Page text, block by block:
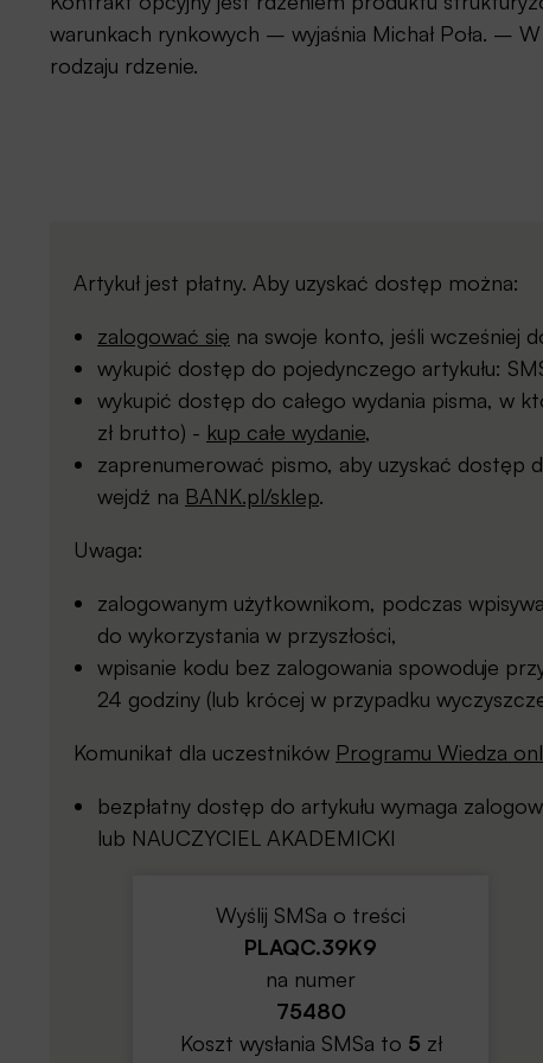
warunkach rynkowych – wyjaśnia Michał Poła. –
rodzaju rdzenie.
Artykuł jest płatny. Aby uzyskać dostęp można:
zalogować się na swoje konto, jeśli wcześniej
wykupić dostęp do pojedynczego artykułu:
wykupić dostęp do całego wydania pisma, w
zł brutto) - kup całe wydanie,
zaprenumerować pismo, aby uzyskać dostęp
wejdź na BANK.pl/sklep.
Uwaga:
zalogowanym użytkownikom, podczas
do wykorzystania w przyszłości,
wpisanie kodu bez zalogowania spowoduje
24 godziny (lub krócej w przypadku
Komunikat dla uczestników Programu Wiedza
bezpłatny dostęp do artykułu wymaga
lub NAUCZYCIEL AKADEMICKI
Wyślij SMSa o treści
PLAQC.39K9
na numer
75480
Koszt wysłania SMSa to 5 zł